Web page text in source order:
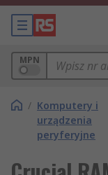
MPN
/ Komputery i
urządzenia
peryferyjne